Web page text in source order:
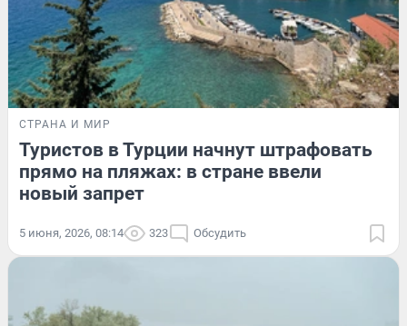
СТРАНА И МИР
Туристов в Турции начнут штрафовать
прямо на пляжах: в стране ввели
новый запрет
5 июня, 2026, 08:14 323 Обсудить